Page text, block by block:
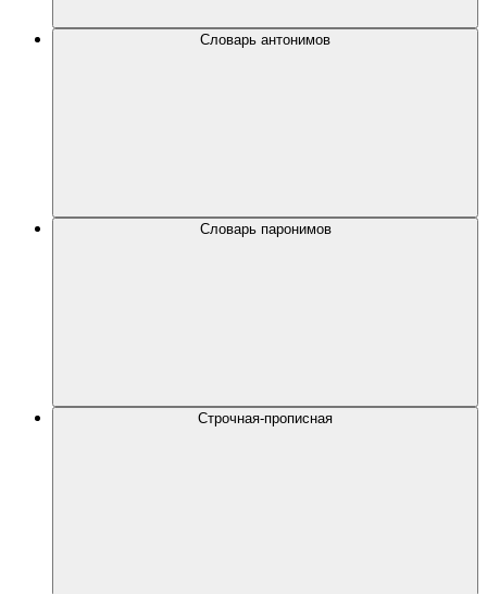
Словарь антонимов
Словарь паронимов
Строчная-прописная